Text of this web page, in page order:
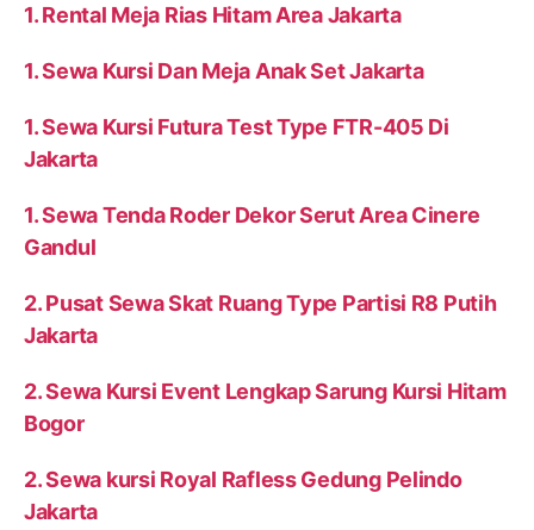
1. Rental Meja Rias Hitam Area Jakarta
1. Sewa Kursi Dan Meja Anak Set Jakarta
1. Sewa Kursi Futura Test Type FTR-405 Di
Jakarta
1. Sewa Tenda Roder Dekor Serut Area Cinere
Gandul
2. Pusat Sewa Skat Ruang Type Partisi R8 Putih
Jakarta
2. Sewa Kursi Event Lengkap Sarung Kursi Hitam
Bogor
2. Sewa kursi Royal Rafless Gedung Pelindo
Jakarta